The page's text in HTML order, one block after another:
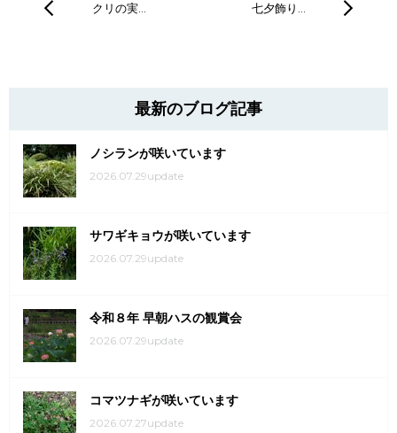
クリの実… 七夕飾り…
最新のブログ記事
ノシランが咲いています
2026.07.29update
サワギキョウが咲いています
2026.07.29update
令和８年 早朝ハスの観賞会
2026.07.29update
コマツナギが咲いています
2026.07.27update